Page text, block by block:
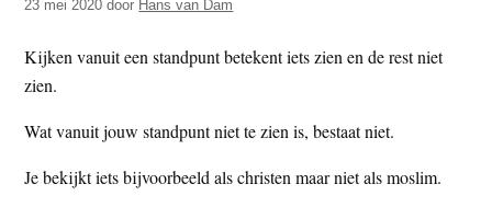
z
e
s
t
e
d
e
e
s
23 mei 2020 door Hans van Dam
Kijken vanuit een standpunt betekent iets zien en de rest niet
zien.
Wat vanuit jouw standpunt niet te zien is, bestaat niet.
Je bekijkt iets bijvoorbeeld als christen maar niet als moslim.